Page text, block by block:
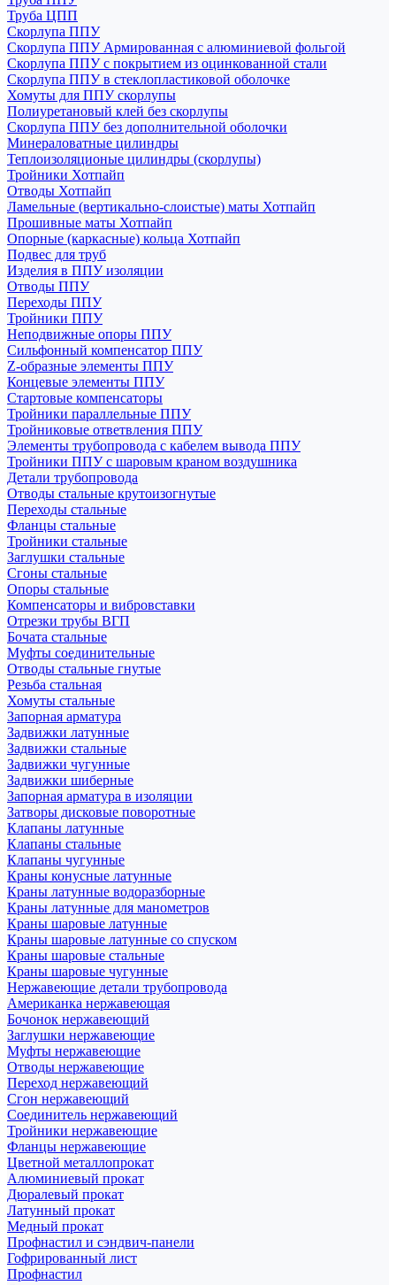
Труба ЦПП
Скорлупа ППУ
Скорлупа ППУ Армированная с алюминиевой фольгой
Скорлупа ППУ с покрытием из оцинкованной стали
Скорлупа ППУ в стеклопластиковой оболочке
Хомуты для ППУ скорлупы
Полиуретановый клей без скорлупы
Скорлупа ППУ без дополнительной оболочки
Минераловатные цилиндры
Теплоизоляционые цилиндры (скорлупы)
Тройники Хотпайп
Отводы Хотпайп
Ламельные (вертикально-слоистые) маты Хотпайп
Прошивные маты Хотпайп
Опорные (каркасные) кольца Хотпайп
Подвес для труб
Изделия в ППУ изоляции
Отводы ППУ
Переходы ППУ
Тройники ППУ
Неподвижные опоры ППУ
Cильфонный компенсатор ППУ
Z-образные элементы ППУ
Концевые элементы ППУ
Стартовые компенсаторы
Тройники параллельные ППУ
Тройниковые ответвления ППУ
Элементы трубопровода с кабелем вывода ППУ
Тройники ППУ с шаровым краном воздушника
Детали трубопровода
Отводы стальные крутоизогнутые
Переходы стальные
Фланцы стальные
Тройники стальные
Заглушки стальные
Сгоны стальные
Опоры стальные
Компенсаторы и вибровставки
Отрезки трубы ВГП
Бочата стальные
Муфты соединительные
Отводы стальные гнутые
Резьба стальная
Хомуты стальные
Запорная арматура
Задвижки латунные
Задвижки стальные
Задвижки чугунные
Задвижки шиберные
Запорная арматура в изоляции
Затворы дисковые поворотные
Клапаны латунные
Клапаны стальные
Клапаны чугунные
Краны конусные латунные
Краны латунные водоразборные
Краны латунные для манометров
Краны шаровые латунные
Краны шаровые латунные со спуском
Краны шаровые стальные
Краны шаровые чугунные
Нержавеющие детали трубопровода
Американка нержавеющая
Бочонок нержавеющий
Заглушки нержавеющие
Муфты нержавеющие
Отводы нержавеющие
Переход нержавеющий
Сгон нержавеющий
Соединитель нержавеющий
Тройники нержавеющие
Фланцы нержавеющие
Цветной металлопрокат
Алюминиевый прокат
Дюралевый прокат
Латунный прокат
Медный прокат
Профнастил и сэндвич-панели
Гофрированный лист
Профнастил